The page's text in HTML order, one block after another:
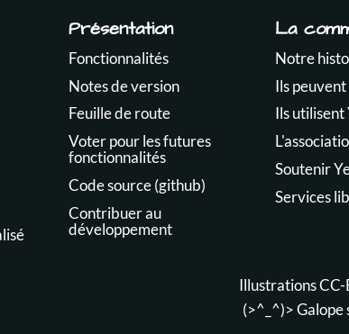
Présentation
Fonctionnalités
Notes de version
Feuille de route
Voter pour les futures
fonctionnalités
Code source (github)
Contribuer au
développement
La
Notre
Ils
Ils utilisent
Soutenir
Services
Illustrations CC-
(>^_^)> Galope